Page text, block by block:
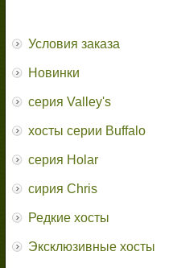
Условия заказа
Новинки
серия Valley's
хосты серии Buffalo
серия Holar
сирия Chris
Редкие хосты
Эксклюзивные хосты